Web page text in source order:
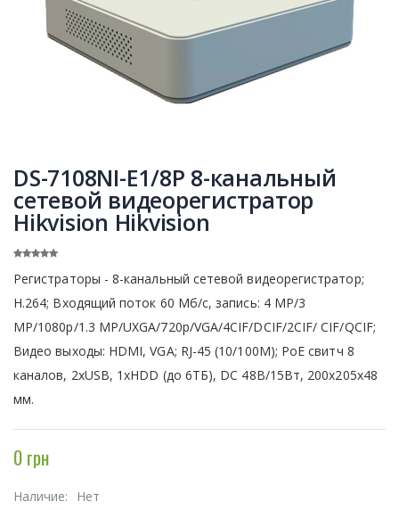
DS-7108NI-E1/8P 8-канальный
сетевой видеорегистратор
Hikvision Hikvision
Регистраторы - 8-канальный сетевой видеорегистратор;
H.264; Входящий поток 60 Мб/с, запись: 4 MP/3
MP/1080p/1.3 MP/UXGA/720p/VGA/4CIF/DCIF/2CIF/ CIF/QCIF;
Видео выходы: HDMI, VGA; RJ-45 (10/100M); PoE свитч 8
каналов, 2хUSB, 1хHDD (до 6ТБ), DC 48В/15Вт, 200х205х48
мм.
0 грн
Наличие: Нет